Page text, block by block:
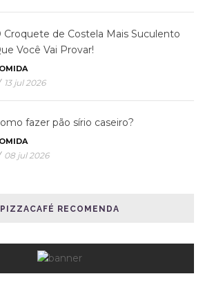
Croquete de Costela Mais Suculento
Você Vai Provar!
13 jul 2026
fazer pão sírio caseiro?
08 jul 2026
PIZZACAFÉ RECOMENDA